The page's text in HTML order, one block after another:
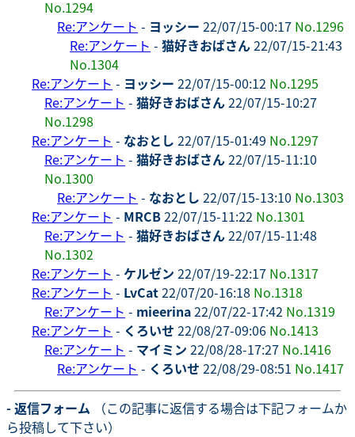
No.1294
Re:アンケート - ヨッシー 22/07/15-00:17 No.1296
Re:アンケート - 猫好きおばさん22/07/15-21:43
No.1304
Re:アンケート - ヨッシー 22/07/15-00:12 No.1295
Re:アンケート - 猫好きおばさん22/07/15-10:27
No.1298
Re:アンケート - なおとし 22/07/15-01:49 No.1297
Re:アンケート - 猫好きおばさん22/07/15-11:10
No.1300
Re:アンケート - なおとし 22/07/15-13:10 No.1303
Re:アンケート - MRCB22/07/15-11:22 No.1301
Re:アンケート - 猫好きおばさん22/07/15-11:48
No.1302
Re:アンケート - ケルゼン 22/07/19-22:17 No.1317
Re:アンケート - LvCat22/07/20-16:18 No.1318
Re:アンケート - mieerina22/07/22-17:42 No.1319
Re:アンケート - くろいせ 22/08/27-09:06 No.1413
Re:アンケート - マイミン 22/08/28-17:27 No.1416
Re:アンケート - くろいせ 22/08/29-08:51 No.1417
- 返信フォーム （この記事に返信する場合は下記フォームか
ら投稿して下さい）